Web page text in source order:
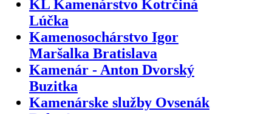
KL Kamenárstvo Kotrčiná
Lúčka
Kamenosochárstvo Igor
Maršalka Bratislava
Kamenár - Anton Dvorský
Buzitka
Kamenárske služby Ovsenák